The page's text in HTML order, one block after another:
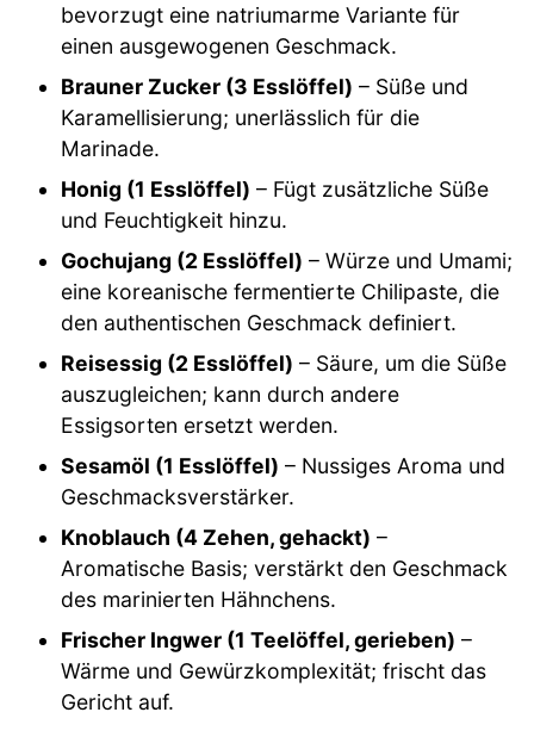
bevorzugt eine natriumarme Variante für
einen ausgewogenen Geschmack.
Brauner Zucker (3 Esslöffel) – Süße und
Karamellisierung; unerlässlich für die
Marinade.
Honig (1 Esslöffel) – Fügt zusätzliche Süße
und Feuchtigkeit hinzu.
Gochujang (2 Esslöffel) – Würze und Umami;
eine koreanische fermentierte Chilipaste, die
den authentischen Geschmack definiert.
Reisessig (2 Esslöffel) – Säure, um die Süße
auszugleichen; kann durch andere
Essigsorten ersetzt werden.
Sesamöl (1 Esslöffel) – Nussiges Aroma und
Geschmacksverstärker.
Knoblauch (4 Zehen, gehackt) –
Aromatische Basis; verstärkt den Geschmack
des marinierten Hähnchens.
Frischer Ingwer (1 Teelöffel, gerieben) –
Wärme und Gewürzkomplexität; frischt das
Gericht auf.